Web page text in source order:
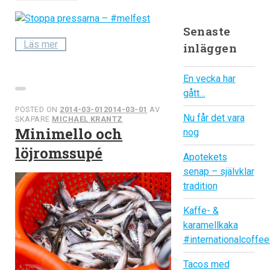
Läs mer
POSTED ON 2014-03-01 2014-03-01 AV
SKAPARE MICHAEL KRANTZ
Minimello och
löjromssupé
Senaste
inläggen
En vecka har
gått…
Nu får det vara
nog
Apotekets
senap – självklar
tradition
Kaffe- &
karamellkaka
Tacos med